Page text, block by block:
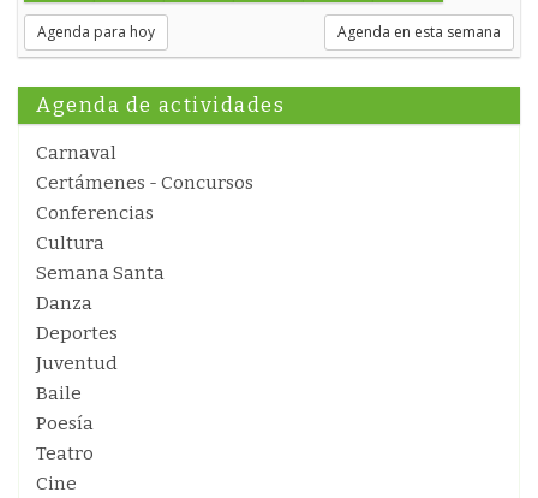
Agenda para hoy Agenda en esta semana
Agenda de actividades
Carnaval
Certámenes - Concursos
Conferencias
Cultura
Semana Santa
Danza
Deportes
Juventud
Baile
Poesía
Teatro
Cine